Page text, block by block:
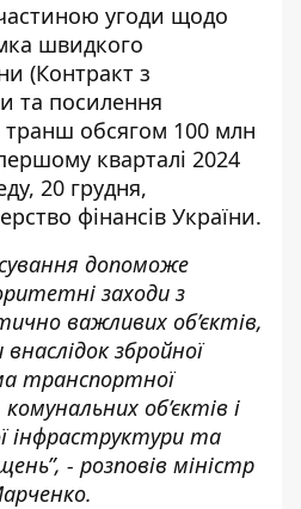
угоди щодо
швидкого
(Контракт з
та посилення
транш обсягом 100 млн
кварталі 2024
20 грудня,
фінансів України.
допоможе
заходи з
важливих об’єктів,
збройної
транспортної
об’єктів і
інфраструктури та
- розповів міністр